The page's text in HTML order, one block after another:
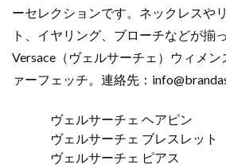
ーセレクションです。ネックレスや
ト、イヤリング、ブローチなどが揃
Versace（ヴェルサーチェ）ウィメン
ァーフェッチ。連絡先：
ヴェルサーチェ ヘアピン
ヴェルサーチェ ブレスレット
ヴェルサーチェ ピアス